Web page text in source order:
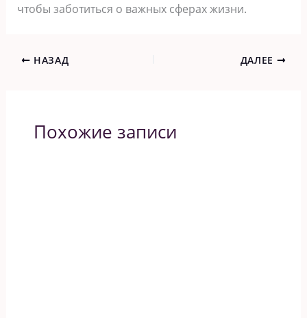
чтобы заботиться о важных сферах жизни.
НАЗАД ДАЛЕЕ
Похожие записи